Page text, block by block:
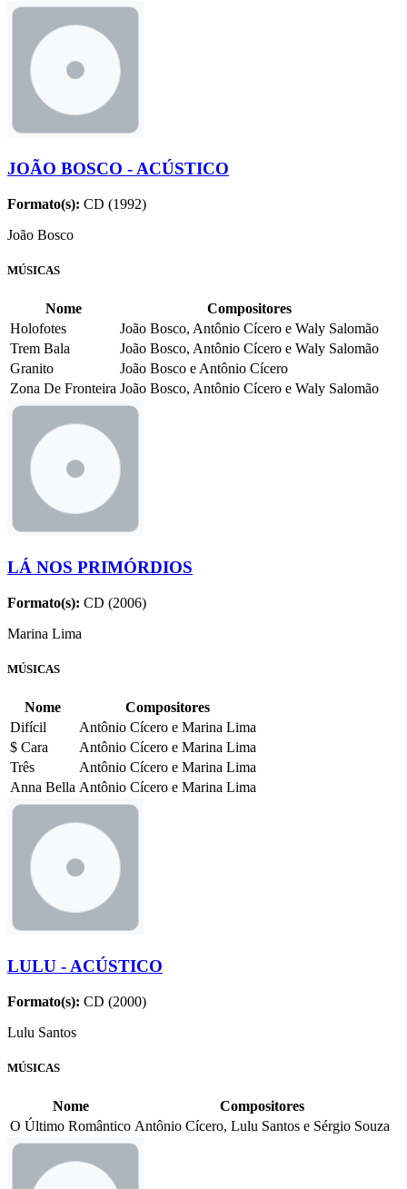
JOÃO BOSCO - ACÚSTICO
Formato(s): CD (1992)
João Bosco
MÚSICAS
Nome
Compositores
Holofotes
João Bosco, Antônio Cícero e Waly Salomão
Trem Bala
João Bosco, Antônio Cícero e Waly Salomão
Granito
João Bosco e Antônio Cícero
Zona De Fronteira João Bosco, Antônio Cícero e Waly Salomão
LÁ NOS PRIMÓRDIOS
Formato(s): CD (2006)
Marina Lima
MÚSICAS
Nome
Compositores
Difícil
Antônio Cícero e Marina Lima
$ Cara
Antônio Cícero e Marina Lima
Três
Antônio Cícero e Marina Lima
Anna Bella Antônio Cícero e Marina Lima
LULU - ACÚSTICO
Formato(s): CD (2000)
Lulu Santos
MÚSICAS
Nome
Compositores
O Último Romântico Antônio Cícero, Lulu Santos e Sérgio Souza